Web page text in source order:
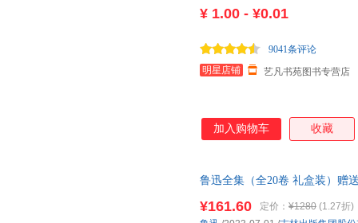
¥ 1.00 - ¥0.01
明星店铺 艺凡书苑图书专营店
9041条评论
加入购物车 收藏
鲁迅全集（全20卷 礼盒装）赠
¥161.60 定价： ¥1280 (1.27折)